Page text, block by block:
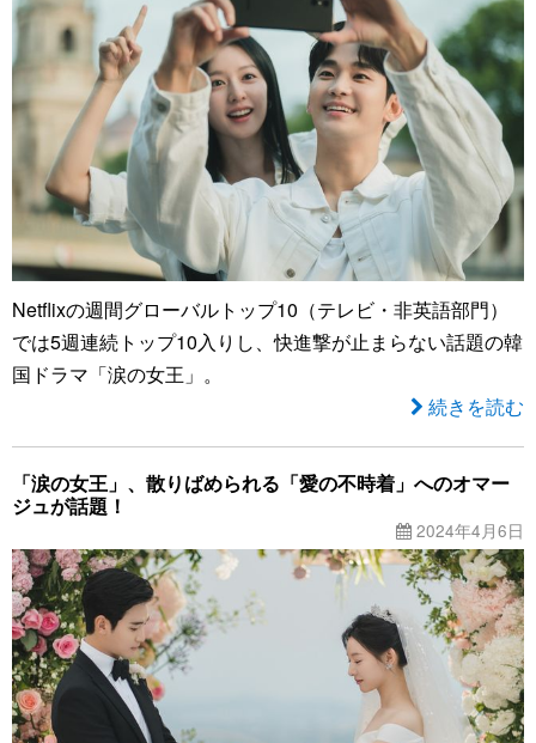
Netflixの週間グローバルトップ10（テレビ・非英語部門）
では5週連続トップ10入りし、快進撃が止まらない話題の韓
国ドラマ「涙の女王」。
続きを読む
「涙の女王」、散りばめられる「愛の不時着」へのオマー
ジュが話題！
2024年4月6日